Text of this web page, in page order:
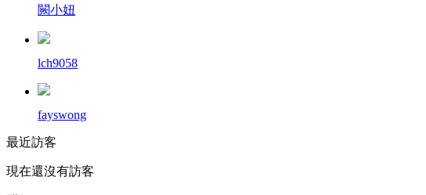
闕小妞
lch9058
fayswong
最近訪客
現在還沒有訪客